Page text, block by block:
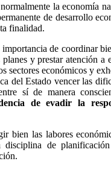
la economía
de desarrollo
finalidad.
de coordinar
y prestar atención a
sectores económicos y
del Estado vencer las
sí de manera
de evadir la
bien las labores
disciplina de